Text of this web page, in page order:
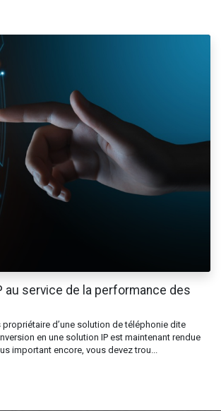
au service de la performance des
d’une solution de téléphonie dite
en une solution IP est maintenant rendue
important encore, vous devez trou...